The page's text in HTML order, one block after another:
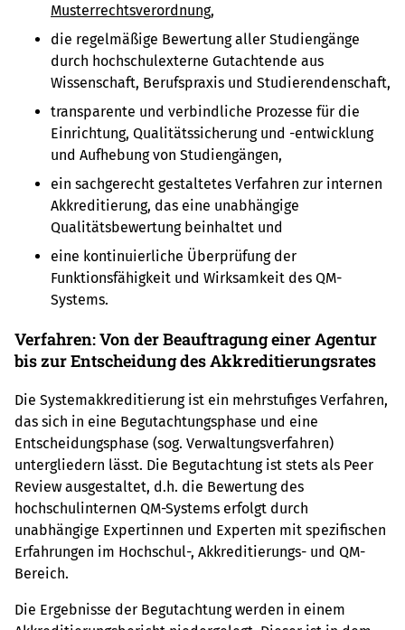
Musterrechtsverordnung,
die regelmäßige Bewertung aller Studiengänge
durch hochschulexterne Gutachtende aus
Wissenschaft, Berufspraxis und Studierendenschaft,
transparente und verbindliche Prozesse für die
Einrichtung, Qualitätssicherung und -entwicklung
und Aufhebung von Studiengängen,
ein sachgerecht gestaltetes Verfahren zur internen
Akkreditierung, das eine unabhängige
Qualitätsbewertung beinhaltet und
eine kontinuierliche Überprüfung der
Funktionsfähigkeit und Wirksamkeit des QM-
Systems.
Verfahren: Von der Beauftragung einer Agentur
bis zur Entscheidung des Akkreditierungsrates
Die Systemakkreditierung ist ein mehrstufiges Verfahren,
das sich in eine Begutachtungsphase und eine
Entscheidungsphase (sog. Verwaltungsverfahren)
untergliedern lässt. Die Begutachtung ist stets als Peer
Review ausgestaltet, d.h. die Bewertung des
hochschulinternen QM-Systems erfolgt durch
unabhängige Expertinnen und Experten mit spezifischen
Erfahrungen im Hochschul-, Akkreditierungs- und QM-
Bereich.
Die Ergebnisse der Begutachtung werden in einem